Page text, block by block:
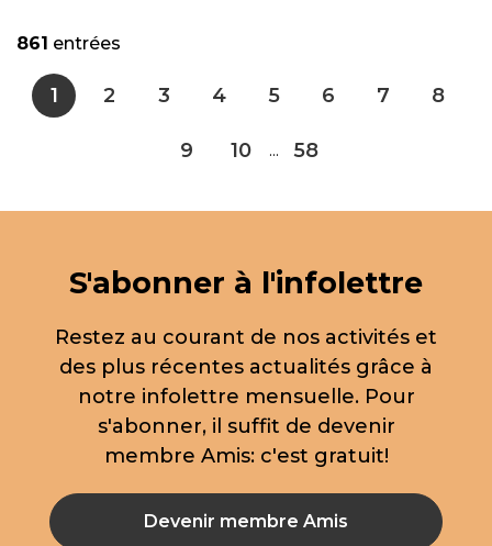
861 entrées
1 2 3 4 5 6 7 8
9 10 ... 58
S'abonner à l'infolettre
Restez au courant de nos activités et
des plus récentes actualités grâce à
notre infolettre mensuelle. Pour
s'abonner, il suffit de devenir
membre Amis: c'est gratuit!
Devenir membre Amis